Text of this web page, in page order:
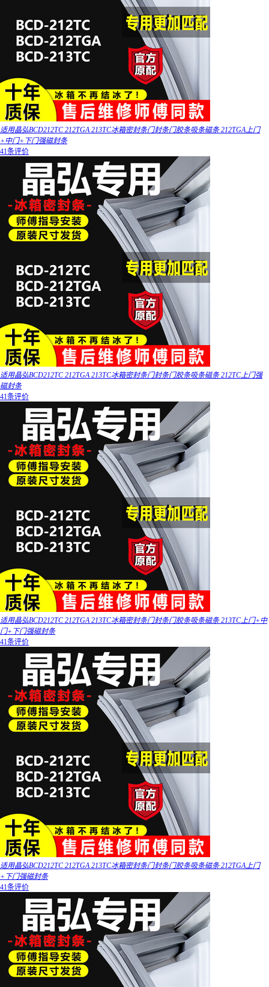
适用晶弘BCD212TC 212TGA 213TC冰箱密封条门封条门胶条吸条磁条 212TGA上门
+中门+下门强磁封条
41条评价
适用晶弘BCD212TC 212TGA 213TC冰箱密封条门封条门胶条吸条磁条 212TC上门强
磁封条
41条评价
适用晶弘BCD212TC 212TGA 213TC冰箱密封条门封条门胶条吸条磁条 213TC上门+中
门+下门强磁封条
41条评价
适用晶弘BCD212TC 212TGA 213TC冰箱密封条门封条门胶条吸条磁条 212TGA上门
+下门强磁封条
41条评价